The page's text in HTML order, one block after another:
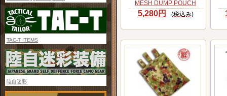
MESH DUMP POUCH
5,280円 (税込み)
TAC-T ITEMS
陸自迷彩